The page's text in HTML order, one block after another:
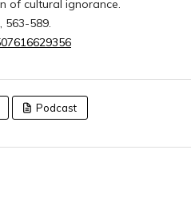
of cultural ignorance.
563-589.
Podcast